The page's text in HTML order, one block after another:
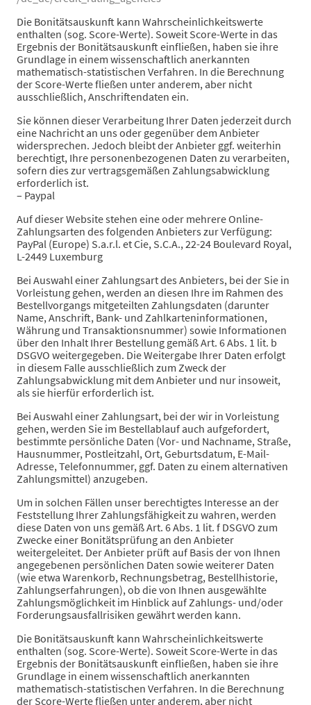
Die Bonitätsauskunft kann Wahrscheinlichkeitswerte
enthalten (sog. Score-Werte). Soweit Score-Werte in das
Ergebnis der Bonitätsauskunft einfließen, haben sie ihre
Grundlage in einem wissenschaftlich anerkannten
mathematisch-statistischen Verfahren. In die Berechnung
der Score-Werte fließen unter anderem, aber nicht
ausschließlich, Anschriftendaten ein.
Sie können dieser Verarbeitung Ihrer Daten jederzeit durch
eine Nachricht an uns oder gegenüber dem Anbieter
widersprechen. Jedoch bleibt der Anbieter ggf. weiterhin
berechtigt, Ihre personenbezogenen Daten zu verarbeiten,
sofern dies zur vertragsgemäßen Zahlungsabwicklung
erforderlich ist.
– Paypal
Auf dieser Website stehen eine oder mehrere Online-
Zahlungsarten des folgenden Anbieters zur Verfügung:
PayPal (Europe) S.a.r.l. et Cie, S.C.A., 22-24 Boulevard Royal,
L-2449 Luxemburg
Bei Auswahl einer Zahlungsart des Anbieters, bei der Sie in
Vorleistung gehen, werden an diesen Ihre im Rahmen des
Bestellvorgangs mitgeteilten Zahlungsdaten (darunter
Name, Anschrift, Bank- und Zahlkarteninformationen,
Währung und Transaktionsnummer) sowie Informationen
über den Inhalt Ihrer Bestellung gemäß Art. 6 Abs. 1 lit. b
DSGVO weitergegeben. Die Weitergabe Ihrer Daten erfolgt
in diesem Falle ausschließlich zum Zweck der
Zahlungsabwicklung mit dem Anbieter und nur insoweit,
als sie hierfür erforderlich ist.
Bei Auswahl einer Zahlungsart, bei der wir in Vorleistung
gehen, werden Sie im Bestellablauf auch aufgefordert,
bestimmte persönliche Daten (Vor- und Nachname, Straße,
Hausnummer, Postleitzahl, Ort, Geburtsdatum, E-Mail-
Adresse, Telefonnummer, ggf. Daten zu einem alternativen
Zahlungsmittel) anzugeben.
Um in solchen Fällen unser berechtigtes Interesse an der
Feststellung Ihrer Zahlungsfähigkeit zu wahren, werden
diese Daten von uns gemäß Art. 6 Abs. 1 lit. f DSGVO zum
Zwecke einer Bonitätsprüfung an den Anbieter
weitergeleitet. Der Anbieter prüft auf Basis der von Ihnen
angegebenen persönlichen Daten sowie weiterer Daten
(wie etwa Warenkorb, Rechnungsbetrag, Bestellhistorie,
Zahlungserfahrungen), ob die von Ihnen ausgewählte
Zahlungsmöglichkeit im Hinblick auf Zahlungs- und/oder
Forderungsausfallrisiken gewährt werden kann.
Die Bonitätsauskunft kann Wahrscheinlichkeitswerte
enthalten (sog. Score-Werte). Soweit Score-Werte in das
Ergebnis der Bonitätsauskunft einfließen, haben sie ihre
Grundlage in einem wissenschaftlich anerkannten
mathematisch-statistischen Verfahren. In die Berechnung
der Score-Werte fließen unter anderem, aber nicht